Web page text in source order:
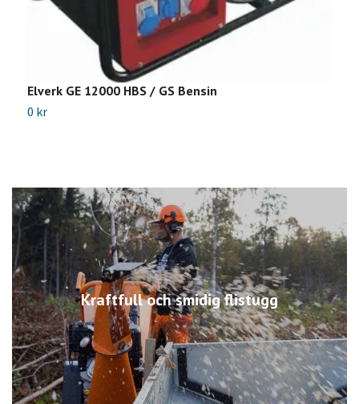
Kraftfull och smidig flistugg
Elverk GE 12000 HBS / GS Bensin
0 kr